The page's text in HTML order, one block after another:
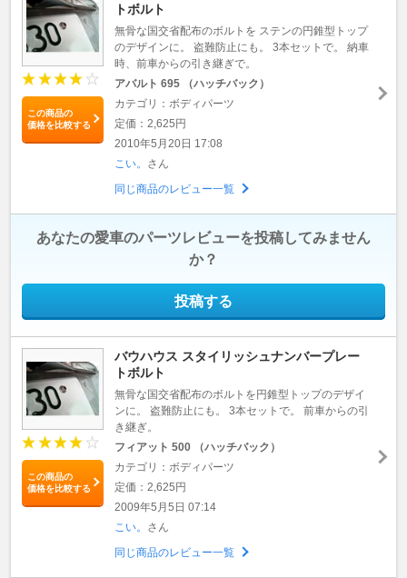
この商品の
価格を比較する
トボルト
無骨な国交省配布のボルトを ステンの円錐型トップ
のデザインに。 盗難防止にも。 3本セットで。 納車
時、前車からの引き継ぎで。
アバルト 695 （ハッチバック）
カテゴリ：ボディパーツ
定価：2,625円
2010年5月20日 17:08
こい。 さん
同じ商品のレビュー一覧
あなたの愛車のパーツレビューを投稿してみません
か？
投稿する
この商品の
価格を比較する
バウハウス スタイリッシュナンバープレー
トボルト
無骨な国交省配布のボルトを円錐型トップのデザイ
ンに。 盗難防止にも。 3本セットで。 前車からの引
き継ぎ。
フィアット 500 （ハッチバック）
カテゴリ：ボディパーツ
定価：2,625円
2009年5月5日 07:14
こい。 さん
同じ商品のレビュー一覧